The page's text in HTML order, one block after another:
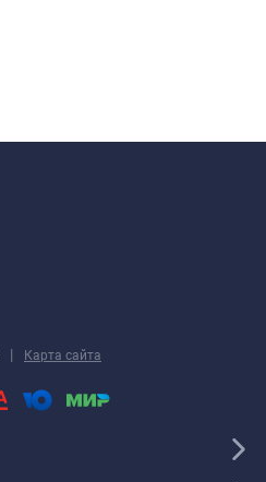
| Карта сайта